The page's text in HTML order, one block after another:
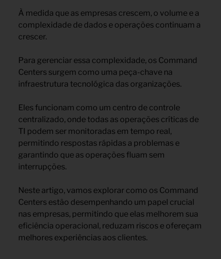
À medida que as empresas crescem, o volume e a
complexidade de dados e operações continuam a
crescer.
Para gerenciar essa complexidade, os Command
Centers surgem como uma peça-chave na
infraestrutura tecnológica das organizações.
Eles funcionam como um centro de controle
centralizado, onde todas as operações críticas de
TI podem ser monitoradas em tempo real,
permitindo respostas rápidas a problemas e
garantindo que as operações fluam sem
interrupções.
Neste artigo, vamos explorar como os Command
Centers estão desempenhando um papel crucial
nas empresas, permitindo que elas melhorem sua
eficiência operacional, reduzam riscos e ofereçam
melhores experiências aos clientes.